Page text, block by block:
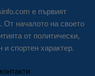
е първият
От началото на своето
от политически,
спортен характер.